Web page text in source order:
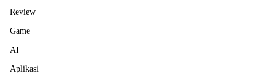
Review
Game
AI
Aplikasi